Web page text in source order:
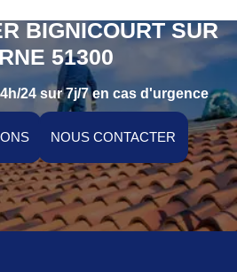
BIGNICOURT SUR
51300
24 sur 7j/7 en cas d'urgence
NOUS CONTACTER